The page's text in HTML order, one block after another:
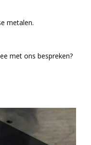
metalen.
met ons bespreken?